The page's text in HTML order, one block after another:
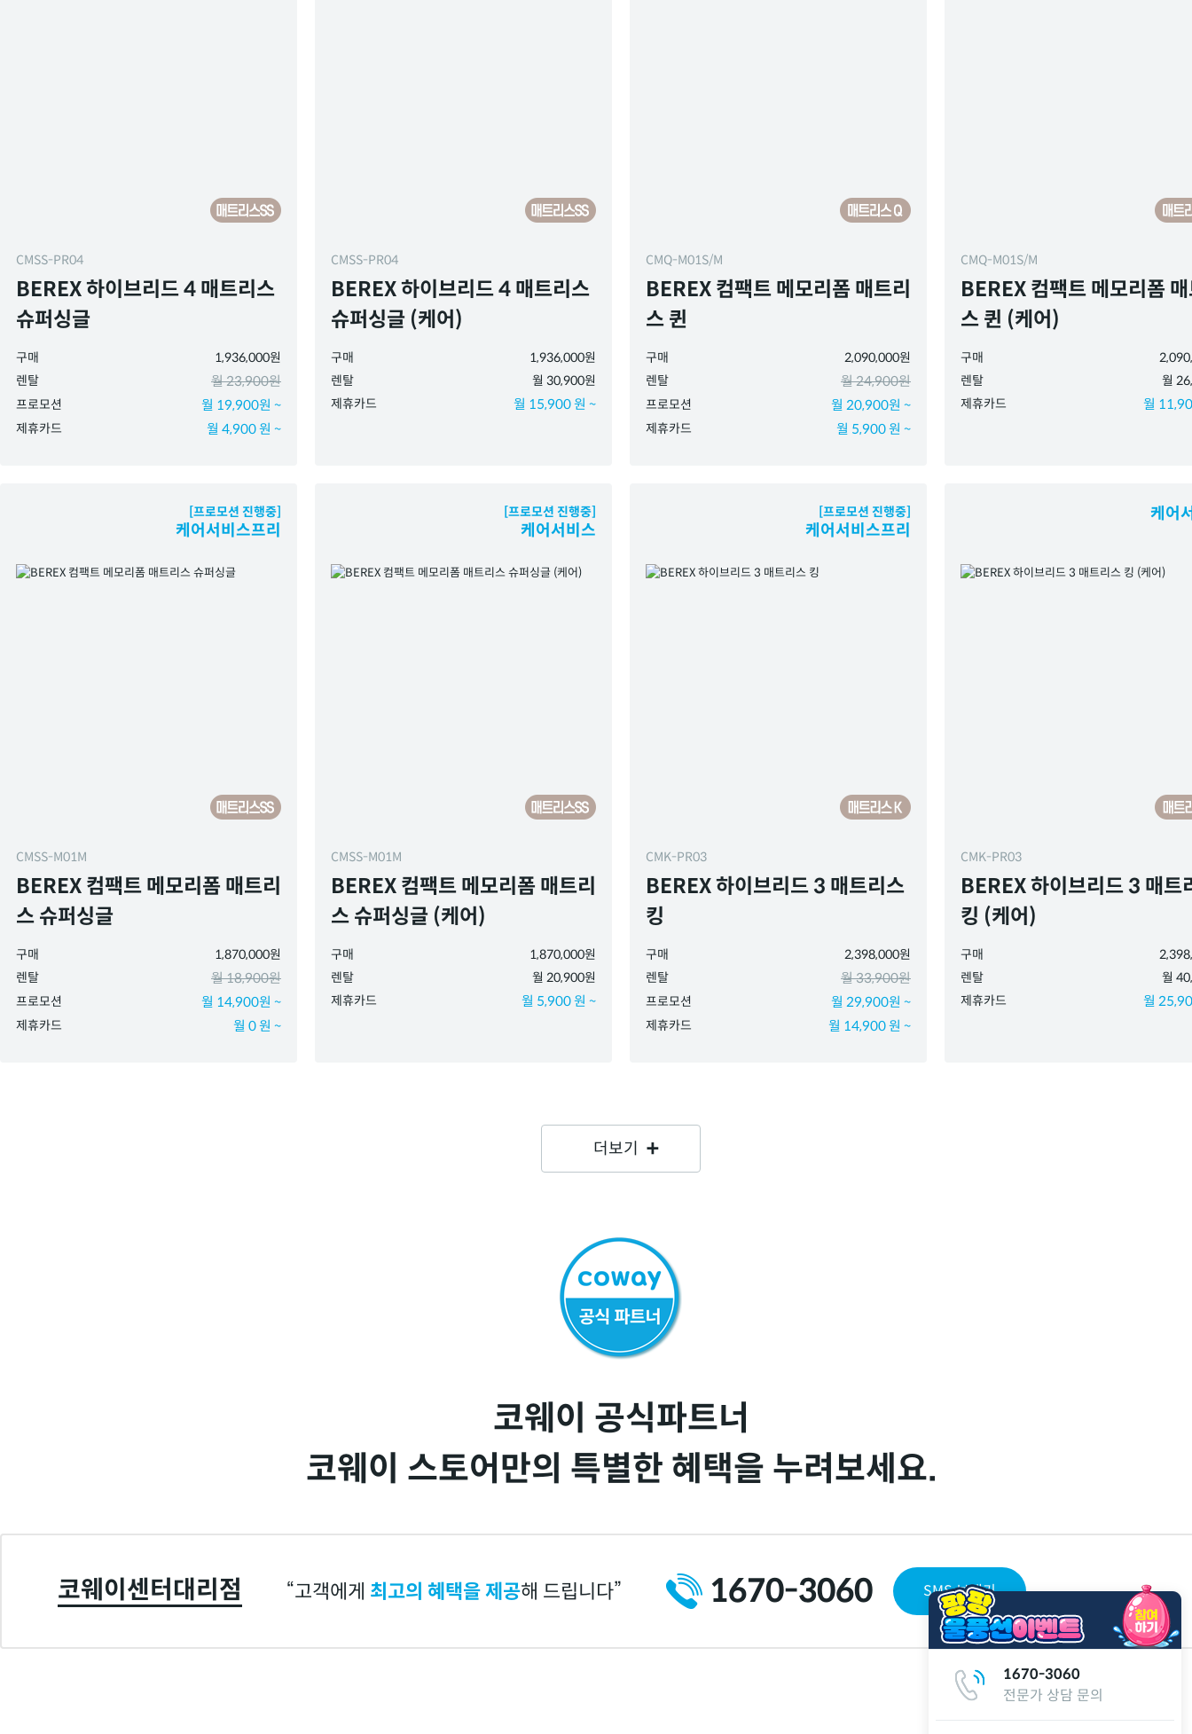
CMSS-PR04
BEREX 하이브리드 4 매트리스
슈퍼싱글
구매
1,936,000원
렌탈
월 23,900원
프로모션 월 19,900원 ~
제휴카드 월 4,900 원 ~
CMSS-PR04
BEREX 하이브리드 4 매트리스
슈퍼싱글 (케어)
구매
1,936,000원
렌탈
월 30,900원
제휴카드
월 15,900 원 ~
CMQ-M01S/M
BEREX 컴팩트 메모리폼 매트리
스 퀸
구매
2,090,000원
렌탈
월 24,900원
프로모션 월 20,900원 ~
제휴카드 월 5,900 원 ~
CMQ-M01S/M
BEREX 컴팩트 메모리폼
스 퀸 (케어)
구매
렌탈
월
제휴카드
월
[프로모션 진행중]
케어서비스프리
CMSS-M01M
BEREX 컴팩트 메모리폼 매트리
스 슈퍼싱글
구매
1,870,000원
렌탈
월 18,900원
프로모션 월 14,900원 ~
제휴카드 월 0 원 ~
[프로모션 진행중]
케어서비스
CMSS-M01M
BEREX 컴팩트 메모리폼 매트리
스 슈퍼싱글 (케어)
구매
1,870,000원
렌탈
월 20,900원
제휴카드
월 5,900 원 ~
[프로모션 진행중]
케어서비스프리
CMK-PR03
BEREX 하이브리드 3 매트리스
킹
구매
2,398,000원
렌탈
월 33,900원
프로모션 월 29,900원 ~
제휴카드 월 14,900 원 ~
케어
CMK-PR03
BEREX 하이브리드 3 매트
킹 (케어)
구매
렌탈
월
제휴카드
월
더보기
코웨이 공식파트너
코웨이 스토어만의 특별한 혜택을 누려보세요.
코웨이센터대리점 고객에게 최고의 혜택을 제공해 드립니다 1670-3060 SMS 보내기
1670-3060
전문가 상담 문의